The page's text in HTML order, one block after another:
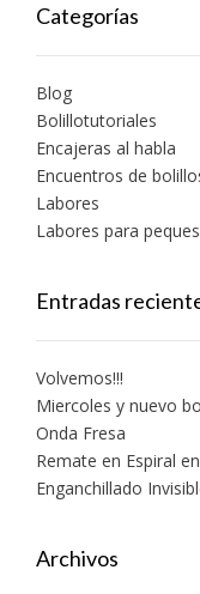
Categorías
Blog
Bolillotutoriales
Encajeras al habla
Encuentros de
Labores
Labores para peques
Entradas
Volvemos!!!
Miercoles y nuevo
Onda Fresa
Remate en Espiral
Enganchillado
Archivos